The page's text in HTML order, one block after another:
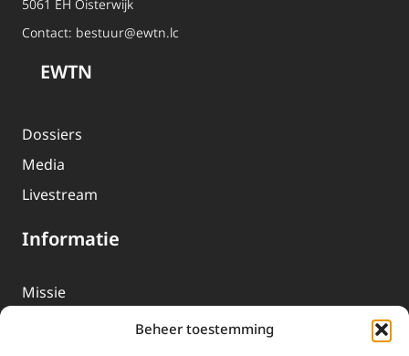
Beheer toestemming
5061 EH Oisterwijk
Contact: bestuur@ewtn.lc
EWTN
Dossiers
Media
Livestream
Informatie
Missie